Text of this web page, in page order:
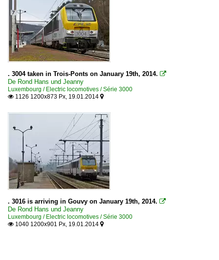
. 3004 taken in Trois-Ponts on January 19th, 2014. 
De Rond Hans und Jeanny
Luxembourg / Electric locomotives / Série 3000
 1126 1200x873 Px, 19.01.2014 
. 3016 is arriving in Gouvy on January 19th, 2014. 
De Rond Hans und Jeanny
Luxembourg / Electric locomotives / Série 3000
 1040 1200x901 Px, 19.01.2014 